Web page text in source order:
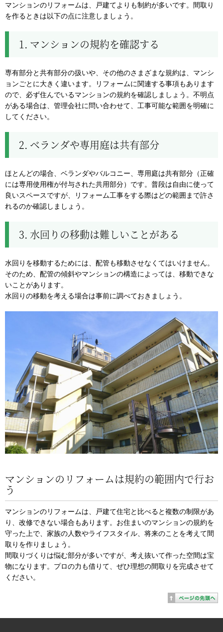
マンションのリフォームは、戸建てよりも制約が多いです。間取り
を作るときは以下の点に注意しましょう。
1. マンションの規約を確認する
専有部分と共有部分の扱いや、その他のさまざまな規約は、マンシ
ョンごとに大きく違います。リフォームに関連する事項もあります
ので、必ず住んでいるマンションの規約を確認しましょう。不明点
がある場合は、管理会社に問い合わせて、工事可能な範囲を明確に
してください。
2. ベランダや専用庭は共有部分
ほとんどの場合、ベランダやバルコニー、専用庭は共有部分（正確
には専用使用権が付与された共用部分）です。普段は自由に使って
良いスペースですが、リフォーム工事をする際はどの範囲まで許さ
れるのか確認しましょう。
3. 水回りの移動は難しいことがある
水回りを移動するためには、配管も移動させなくてはいけません。
そのため、配管の傾斜やマンションの構造によっては、移動できな
いことがあります。
水回りの移動を考える場合は事前に調べておきましょう。
マンションのリフォームは規約の範囲内で行お
う
マンションのリフォームは、戸建て住宅と比べると複数の制限があ
り、改修できない場合もあります。お住まいのマンションの規約を
守った上で、家族の人数やライフスタイル、将来のことを考えて間
取りを作りましょう。
間取りづくりは悩む部分が多いですが、考え抜いて作った空間は宝
物になります。プロの力も借りて、ぜひ理想の間取りを完成させて
ください。